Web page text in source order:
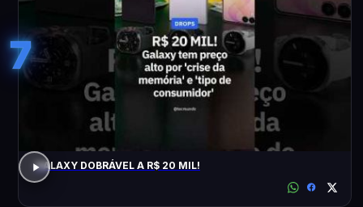
7
GALAXY DOBRÁVEL A R$ 20 MIL!